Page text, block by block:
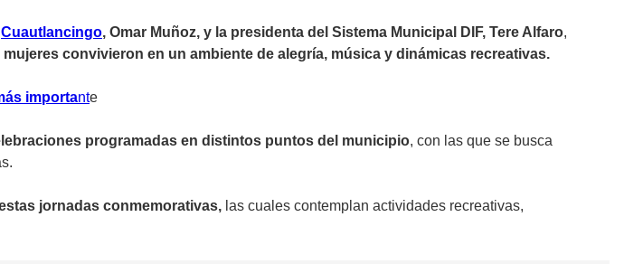
Cuautlancingo, Omar Muñoz, y la presidenta del Sistema Municipal DIF, Tere Alfaro,
mujeres convivieron en un ambiente de alegría, música y dinámicas recreativas.
importante
programadas en distintos puntos del municipio, con las que se busca
jornadas conmemorativas, las cuales contemplan actividades recreativas,